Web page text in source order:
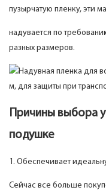
пузырчатую пленку, эти
надувается по
разных размеров.
Причины выбора
подушке
1. Обеспечивает
Сейчас все больше